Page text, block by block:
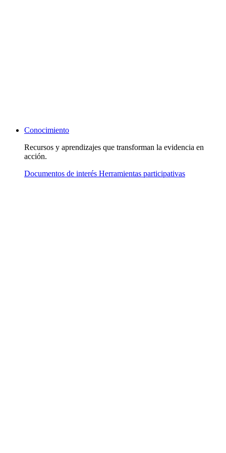
Conocimiento
Recursos y aprendizajes que transforman la evidencia en
acción.
Documentos de interés Herramientas participativas